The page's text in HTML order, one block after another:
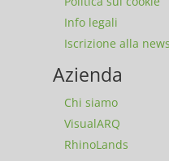
Info legali
Iscrizione alla
Azienda
Chi siamo
VisualARQ
RhinoLands